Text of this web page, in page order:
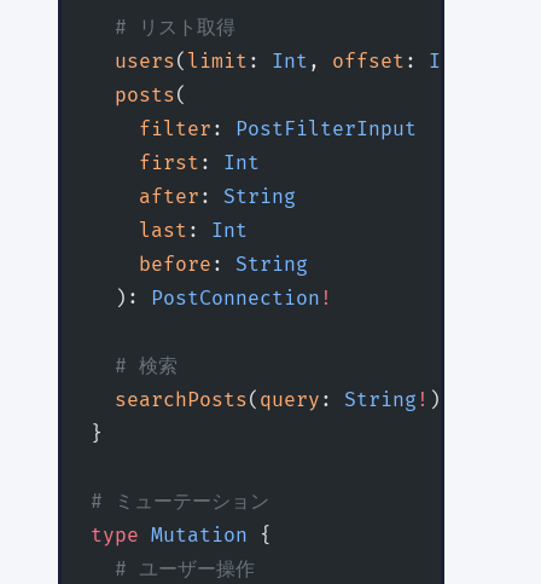
  # リスト取得
  users
( limit : Int , offset : Int
  posts
(
    filter
: PostFilterInput
    first
: Int
    after
: String
    last
: Int
    before
: String
  ):
PostConnection !
  # 検索
  searchPosts
( query : String ! ): [
}
# ミューテーション
type Mutation {
  # ユーザー操作